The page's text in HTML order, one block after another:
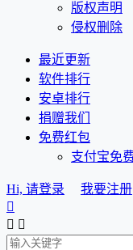
版权声明
侵权删除
最近更新
软件排行
安卓排行
捐赠我们
免费红包
支付宝免
Hi, 请登录 我要注册

 